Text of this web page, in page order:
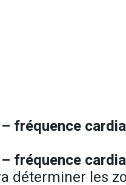
– fréquence
– fréquence
déterminer les